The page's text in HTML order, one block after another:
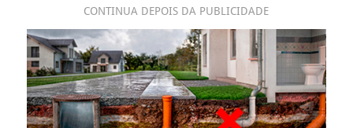
CONTINUA DEPOIS DA PUBLICIDADE